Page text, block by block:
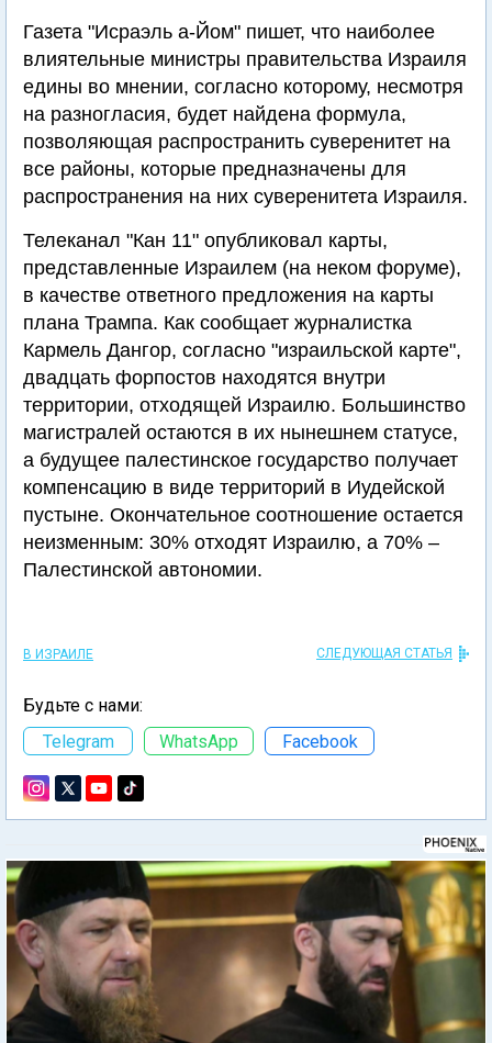
Газета "Исраэль а-Йом" пишет, что наиболее
влиятельные министры правительства Израиля
едины во мнении, согласно которому, несмотря
на разногласия, будет найдена формула,
позволяющая распространить суверенитет на
все районы, которые предназначены для
распространения на них суверенитета Израиля.
Телеканал "Кан 11" опубликовал карты,
представленные Израилем (на неком форуме),
в качестве ответного предложения на карты
плана Трампа. Как сообщает журналистка
Кармель Дангор, согласно "израильской карте",
двадцать форпостов находятся внутри
территории, отходящей Израилю. Большинство
магистралей остаются в их нынешнем статусе,
а будущее палестинское государство получает
компенсацию в виде территорий в Иудейской
пустыне. Окончательное соотношение остается
неизменным: 30% отходят Израилю, а 70% –
Палестинской автономии.
В ИЗРАИЛЕ СЛЕДУЮЩАЯ СТАТЬЯ
Будьте с нами:
Telegram
WhatsApp Facebook